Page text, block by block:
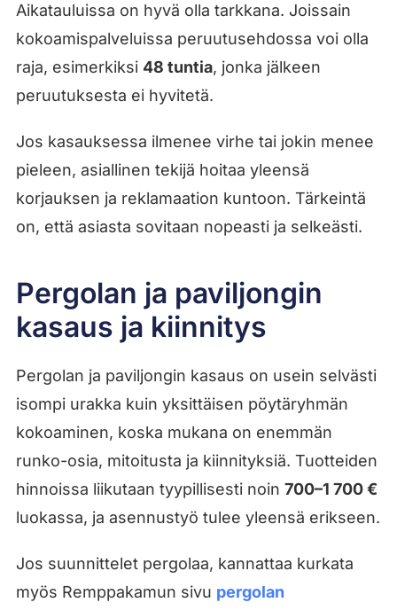
Aikatauluissa on hyvä olla tarkkana. Joissain
kokoamispalveluissa peruutusehdossa voi olla
raja, esimerkiksi 48 tuntia, jonka jälkeen
peruutuksesta ei hyvitetä.
Jos kasauksessa ilmenee virhe tai jokin menee
pieleen, asiallinen tekijä hoitaa yleensä
korjauksen ja reklamaation kuntoon. Tärkeintä
on, että asiasta sovitaan nopeasti ja selkeästi.
Pergolan ja paviljongin
kasaus ja kiinnitys
Pergolan ja paviljongin kasaus on usein selvästi
isompi urakka kuin yksittäisen pöytäryhmän
kokoaminen, koska mukana on enemmän
runko-osia, mitoitusta ja kiinnityksiä. Tuotteiden
hinnoissa liikutaan tyypillisesti noin 700–1 700 €
luokassa, ja asennustyö tulee yleensä erikseen.
Jos suunnittelet pergolaa, kannattaa kurkata
myös Remppakamun sivu pergolan